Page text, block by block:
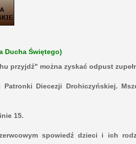
Ducha Świętego)
przyjdź" można zyskać odpust
Patronki Diecezji Drohiczyńskiej.
15.
spowiedź dzieci i ich